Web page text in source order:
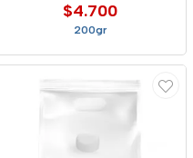
$4.700
200gr